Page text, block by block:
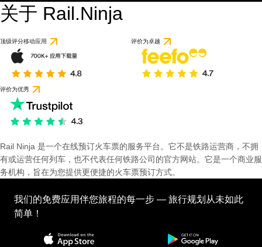
关于 Rail.Ninja
顶级评分移动应用 评价为卓越
评价为优秀
Rail Ninja 是一个在线预订火车票的服务平台。它不是铁路运营商，不拥
有或运营任何列车，也不代表任何铁路公司的官方网站。它是一个商业服
务机构，旨在为您提供更便捷的火车票预订方式。
我们的免费应用伴您旅程的每一步 — 旅行规划从未如此
简单！